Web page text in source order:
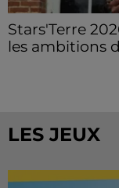
Stars'Terre
les ambitions
LES JEUX